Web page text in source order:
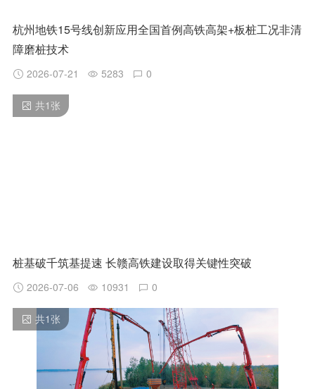
杭州地铁15号线创新应用全国首例高铁高架+板桩工况非清
障磨桩技术
2026-07-21 5283 0
共1 张
桩基破千筑基提速 长赣高铁建设取得关键性突破
2026-07-06 10931 0
共1张